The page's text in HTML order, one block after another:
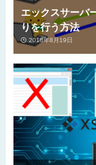
エックスサーバ
りを行う方法
2018年8月19日